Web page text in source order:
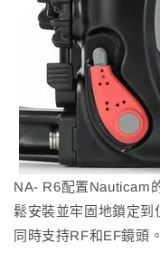
NA- R6配置Nauticam
鬆安裝並牢固地鎖定
同時支持RF和EF鏡頭。